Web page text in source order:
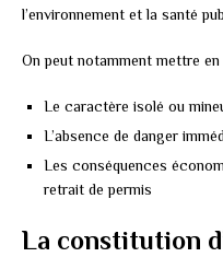
l’environnement et la santé
On peut notamment mettre en
Le caractère isolé ou
L’absence de danger
Les conséquences
retrait de permis
La constitution